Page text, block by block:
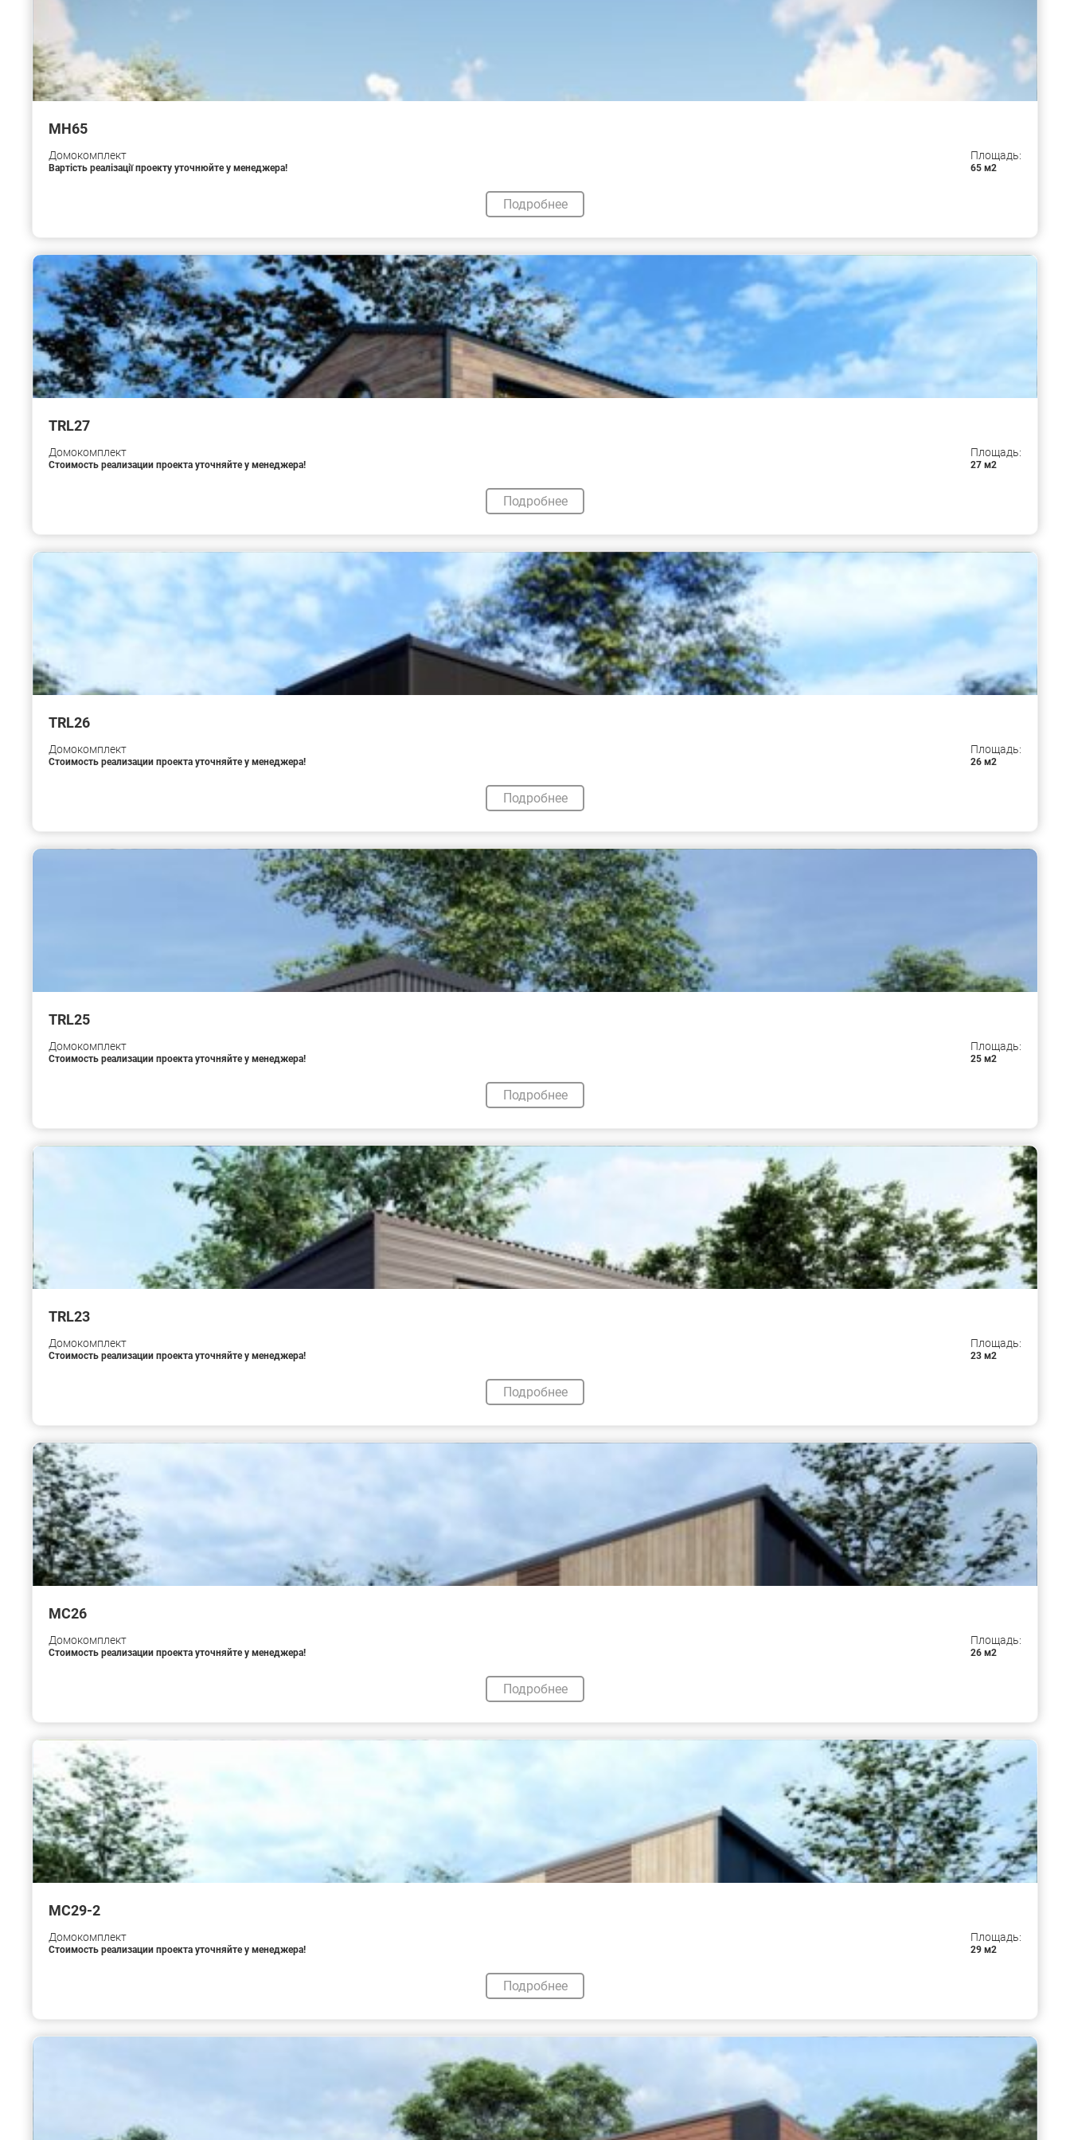
МН65
Домокомплект
Вартість реалізації проекту уточнюйте у менеджера!
Площадь:
65 м2
Подробнее
TRL27
Домокомплект
Стоимость реализации проекта уточняйте у менеджера!
Площадь:
27 м2
Подробнее
TRL26
Домокомплект
Стоимость реализации проекта уточняйте у менеджера!
Площадь:
26 м2
Подробнее
TRL25
Домокомплект
Стоимость реализации проекта уточняйте у менеджера!
Площадь:
25 м2
Подробнее
TRL23
Домокомплект
Стоимость реализации проекта уточняйте у менеджера!
Площадь:
23 м2
Подробнее
МС26
Домокомплект
Стоимость реализации проекта уточняйте у менеджера!
Площадь:
26 м2
Подробнее
МС29-2
Домокомплект
Стоимость реализации проекта уточняйте у менеджера!
Площадь:
29 м2
Подробнее